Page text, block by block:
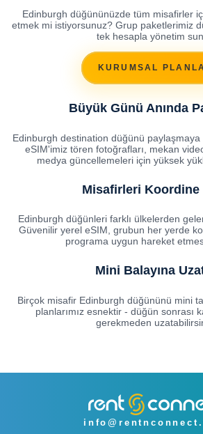
Edinburgh düğününüzde tüm misafirler
etmek mi istiyorsunuz? Grup paketlerimiz
tek hesapla yönetim
KURUMSAL
Büyük Günü Anında
Edinburgh destination düğünü
eSIM'imiz tören fotoğrafları, mekan
medya güncellemeleri için yüksek
Misafirleri Koordine
Edinburgh düğünleri farklı ülkelerden
Güvenilir yerel eSIM, grubun her yerde
programa uygun hareket
Mini Balayına
Birçok misafir Edinburgh düğününü mini
planlarımız esnektir - düğün sonrası
gerekmeden